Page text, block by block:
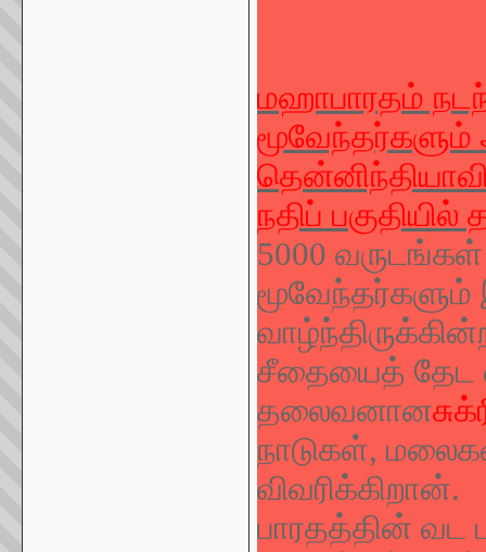
மஹாபாரதம்
நதிப் பகுதியில்
5000
சீதையைத் தேட
தலைவனான
நாடுகள்,
விவரிக்கிறான்.
பாரதத்தின் வட